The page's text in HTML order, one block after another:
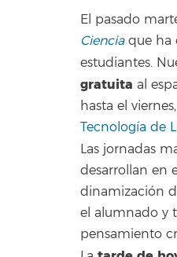
El pasado
Ciencia que ha
estudiantes.
gratuita al
hasta el
Tecnología de
Las jornadas
desarrollan en
dinamización
el alumnado y
pensamiento